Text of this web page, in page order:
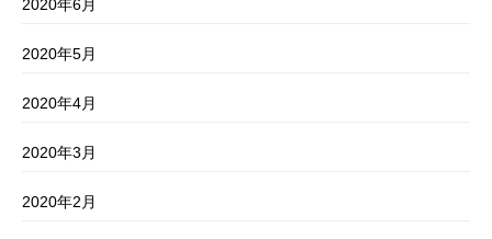
2020年6月
2020年5月
2020年4月
2020年3月
2020年2月